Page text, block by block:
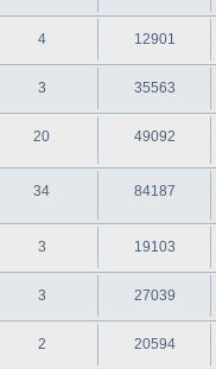
4 12901
3 35563
20 49092
34 84187
3 19103
3 27039
2 20594